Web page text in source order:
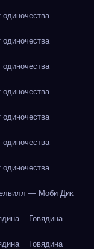
— Моби Дик
Говядина
Говядина